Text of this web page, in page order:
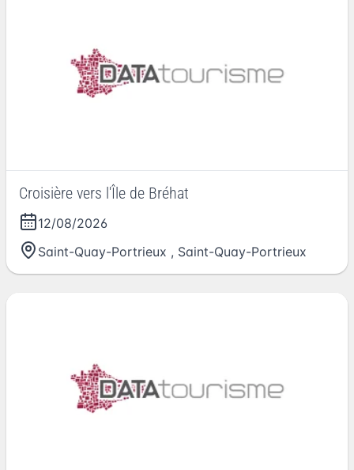
Croisière vers l'Île de Bréhat
12/08/2026
Saint-Quay-Portrieux , Saint-Quay-Portrieux